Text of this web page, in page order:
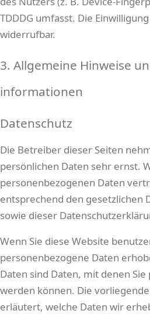
TDDDG umfasst. Die
widerrufbar.
3. Allgemeine Hinweise
informationen
Datenschutz
Die Betreiber dieser Seiten
persönlichen Daten sehr ernst.
personenbezogenen Daten
entsprechend den gesetzlichen
sowie dieser
Wenn Sie diese Website
personenbezogene Daten
Daten sind Daten, mit denen
werden können. Die
erläutert, welche Daten wir